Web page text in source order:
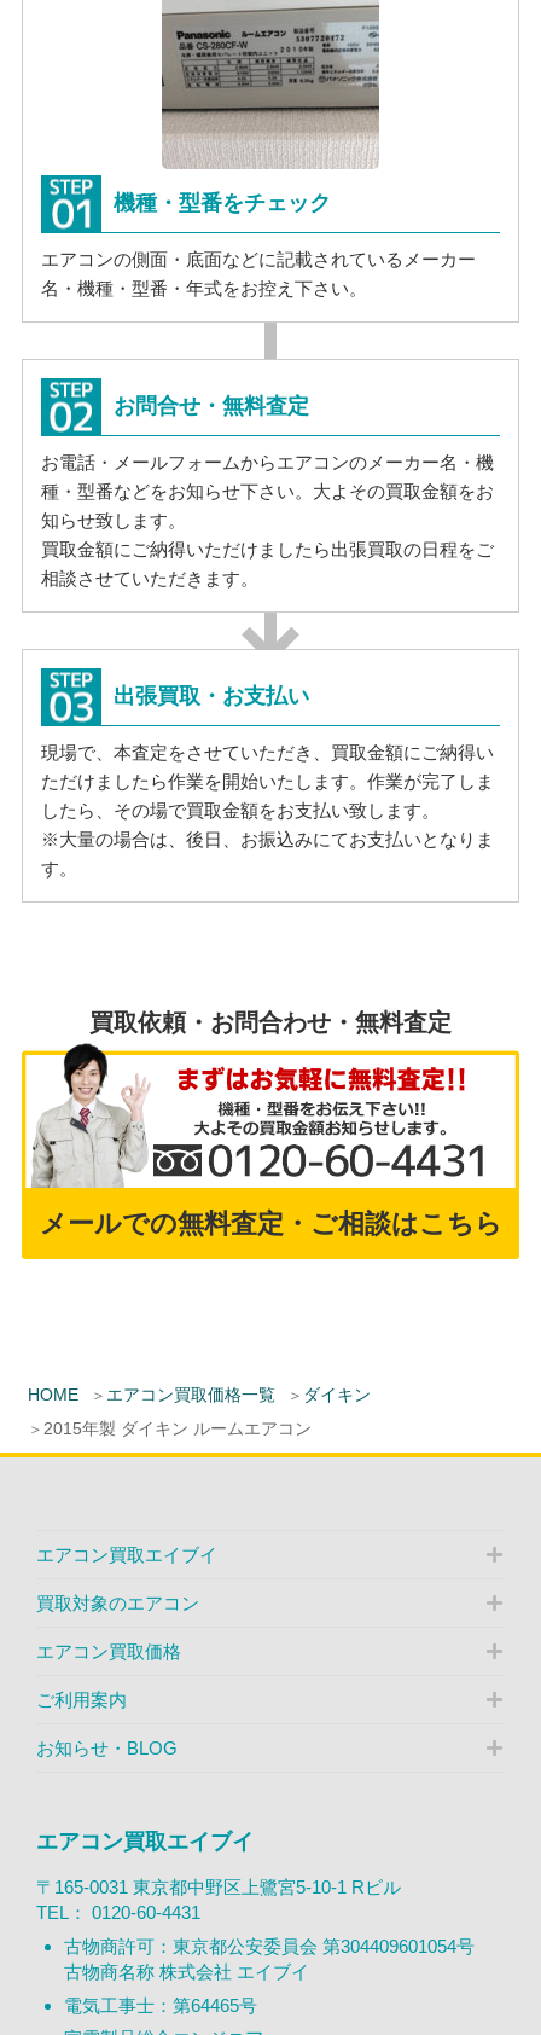
HOME エアコン買取価格一覧
ダイキン
2015年製 ダイキン ルームエアコン
機種・型番をチェック
エアコンの側面・底面などに記載されているメーカー
名・機種・型番・年式をお控え下さい。
お問合せ・無料査定
お電話・メールフォームからエアコンのメーカー名・機
種・型番などをお知らせ下さい。大よその買取金額をお
知らせ致します。
買取金額にご納得いただけましたら出張買取の日程をご
相談させていただきます。
出張買取・お支払い
現場で、本査定をさせていただき、買取金額にご納得い
ただけましたら作業を開始いたします。作業が完了しま
したら、その場で買取金額をお支払い致します。
※大量の場合は、後日、お振込みにてお支払いとなりま
す。
買取依頼・お問合わせ・無料査定
メールでの無料査定・ご相談はこちら
エアコン買取エイブイ
買取対象のエアコン
エアコン買取価格
ご利用案内
お知らせ・BLOG
エアコン買取エイブイ
〒165-0031 東京都中野区上鷺宮5-10-1 Rビル
TEL： 0120-60-4431
古物商許可：東京都公安委員会 第304409601054号
古物商名称 株式会社 エイブイ
電気工事士：第64465号